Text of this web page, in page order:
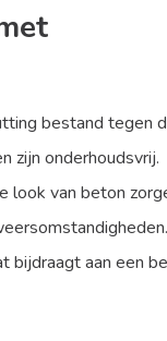
bestand tegen
zijn onderhoudsvrij.
look van beton
bijdraagt aan een